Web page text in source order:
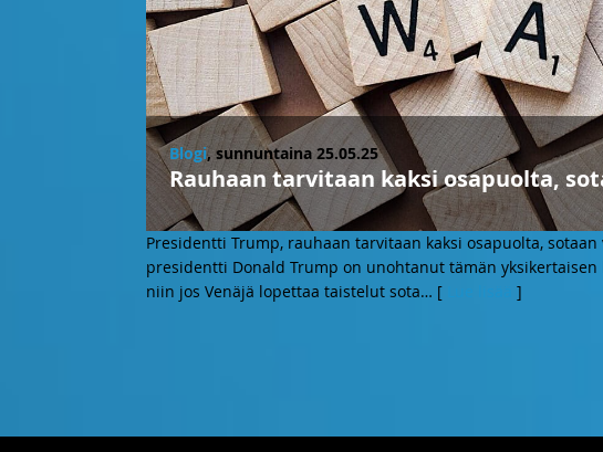
Blogi, sunnuntaina 25.05.25
Rauhaan tarvitaan kaksi osapuolta,
Presidentti Trump, rauhaan tarvitaan kaksi osapuolta,
presidentti Donald Trump on unohtanut tämän
niin jos Venäjä lopettaa taistelut sota… [ ]